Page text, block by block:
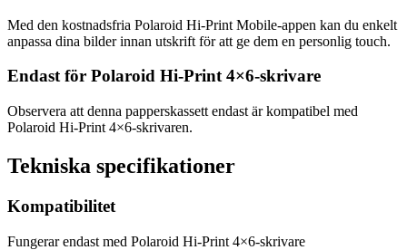
Med den kostnadsfria Polaroid Hi-Print Mobile-appen kan du enkelt
anpassa dina bilder innan utskrift för att ge dem en personlig touch.
Endast för Polaroid Hi-Print 4×6-skrivare
Observera att denna papperskassett endast är kompatibel med
Polaroid Hi-Print 4×6-skrivaren.
Tekniska specifikationer
Kompatibilitet
Fungerar endast med Polaroid Hi-Print 4×6-skrivare